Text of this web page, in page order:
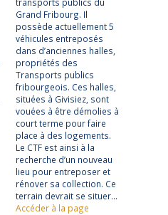
Grand Fribourg. Il
possède actuellement 5
véhicules entreposés
dans d’anciennes halles,
propriétés des
Transports publics
fribourgeois. Ces halles,
situées à Givisiez, sont
vouées à être démolies à
court terme pour faire
place à des logements.
Le CTF est ainsi à la
recherche d’un nouveau
lieu pour entreposer et
rénover sa collection. Ce
terrain devrait se situer…
Accéder à la page